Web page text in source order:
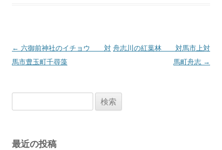
投
稿
ョ
← 六御前神社のイチョウ 対
馬市豊玉町千尋藻
舟志川の紅葉林 対馬市上対
馬町舟志 →
索:
最近の投稿